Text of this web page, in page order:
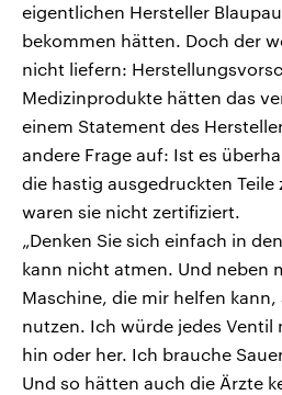
eigentlichen Hersteller
bekommen hätten. Doch der
nicht liefern:
Medizinprodukte hätten das
einem Statement des
andere Frage auf: Ist es
die hastig ausgedruckten Teile
waren sie nicht zertifiziert.
„Denken Sie sich einfach in
kann nicht atmen. Und neben
Maschine, die mir helfen
nutzen. Ich würde jedes Ventil
hin oder her. Ich brauche
Und so hätten auch die Ärzte